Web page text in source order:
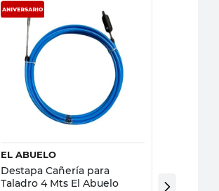
Vista rápida
EL ABUELO
Destapa Cañería para
Taladro 4 Mts El Abuelo
Mm Viyilant